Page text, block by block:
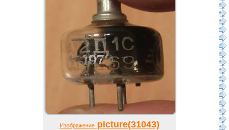
Изображениеpicture(31043)